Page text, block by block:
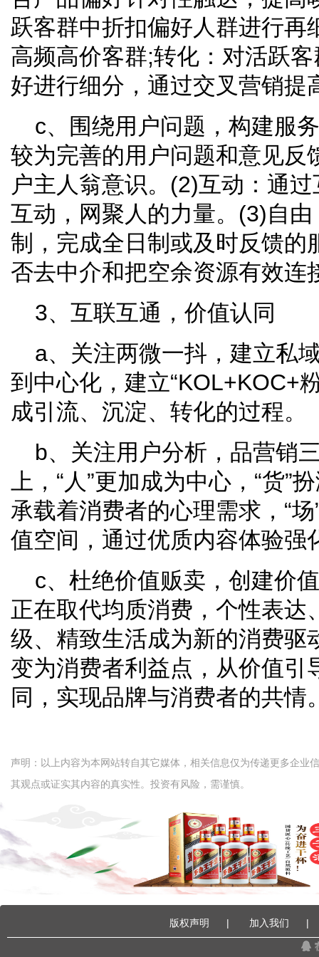
跃客群中折扣偏好人群进行再
高频高价客群;转化：对活跃
好进行细分，通过交叉营销提
c、围绕用户问题，构建服
较为完善的用户问题和意见反
户主人翁意识。(2)互动：通
互动，网聚人的力量。(3)自
制，完成全日制或及时反馈的
否去中介和把空余资源有效连
3、互联互通，价值认同
a、关注两微一抖，建立私
到中心化，建立“KOL+KOC+
成引流、沉淀、转化的过程。
b、关注用户分析，品营销
上，“人”更加成为中心，“货”
承载着消费者的心理需求，“
值空间，通过优质内容体验强
c、杜绝价值贩卖，创建价
正在取代均质消费，个性表达
级、精致生活成为新的消费驱
变为消费者利益点，从价值引
同，实现品牌与消费者的共情
声明：以上内容为本网站转自其它媒体，相关信息仅为传递更多企业
其观点或证实其内容的真实性。投资有风险，需谨慎。
版权声明 | 加入我们 |